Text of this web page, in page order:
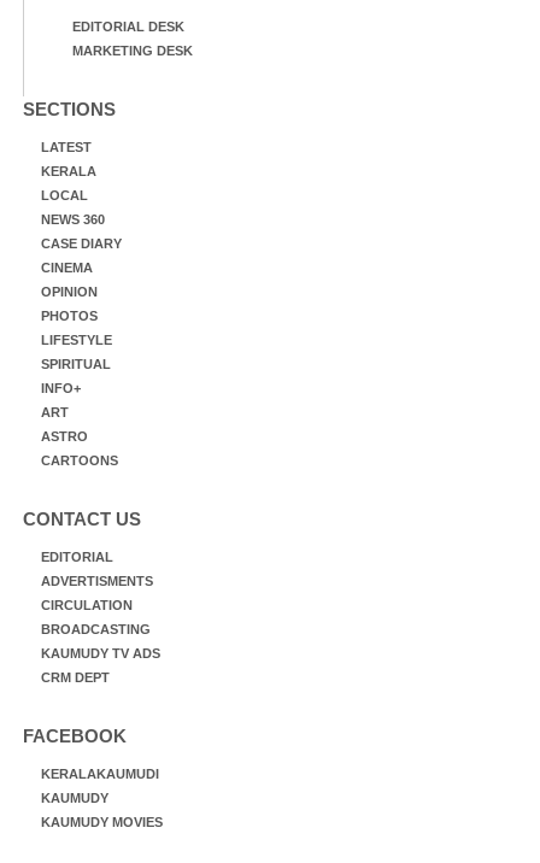
EDITORIAL DESK
MARKETING DESK
SECTIONS
LATEST
KERALA
LOCAL
NEWS 360
CASE DIARY
CINEMA
OPINION
PHOTOS
LIFESTYLE
SPIRITUAL
INFO+
ART
ASTRO
CARTOONS
CONTACT US
EDITORIAL
ADVERTISMENTS
CIRCULATION
BROADCASTING
KAUMUDY TV ADS
CRM DEPT
FACEBOOK
KERALAKAUMUDI
KAUMUDY
KAUMUDY MOVIES